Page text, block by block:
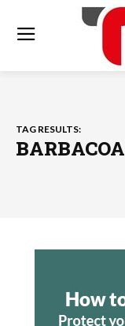
TAG RESULTS:
BARBACOA